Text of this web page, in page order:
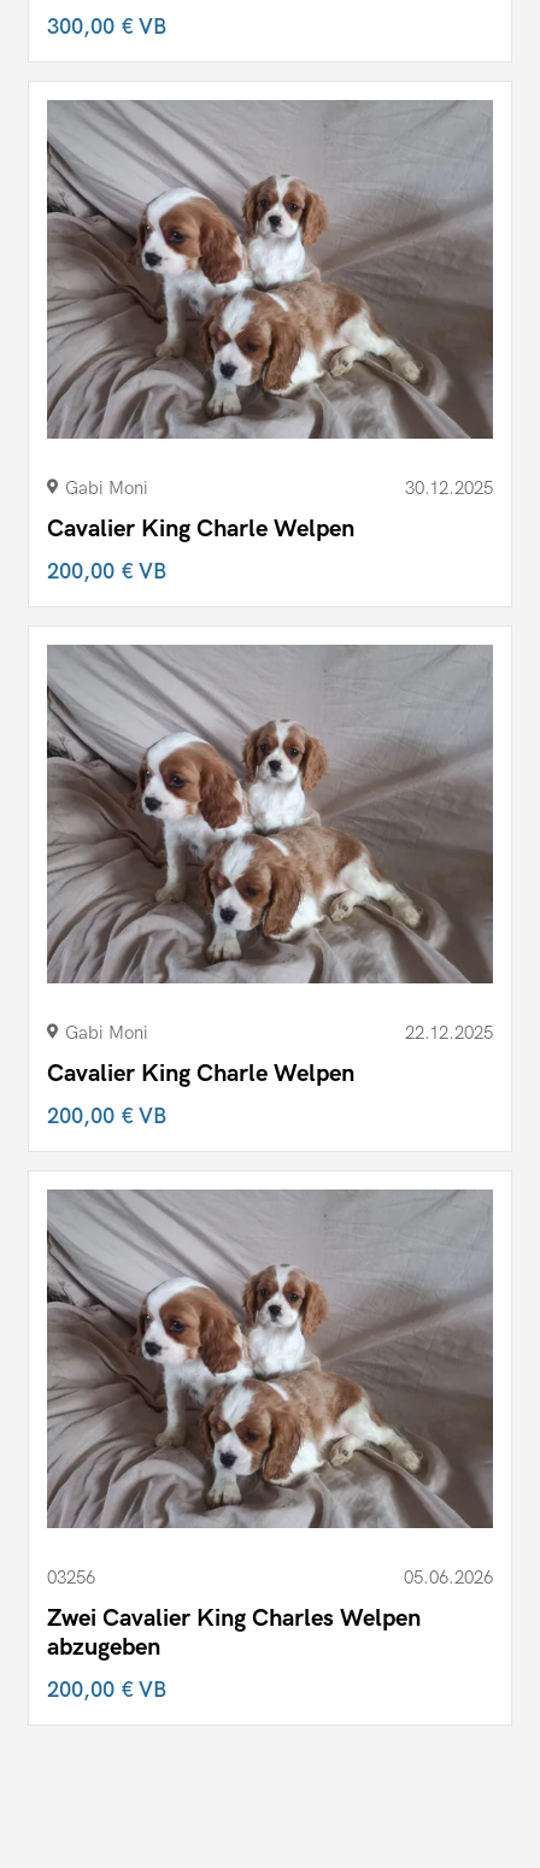
300,00 €VB
Gabi Moni 30.12.2025
Cavalier King Charle Welpen
200,00 €VB
Gabi Moni 22.12.2025
Cavalier King Charle Welpen
200,00 €VB
03256 05.06.2026
Zwei Cavalier King Charles Welpen
abzugeben
200,00 €VB